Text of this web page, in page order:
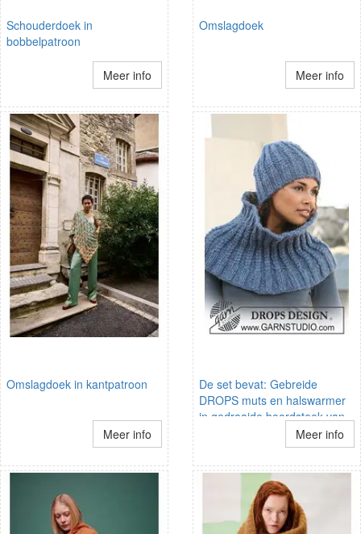
Schouderdoek in
bobbelpatroon
Meer info
Omslagdoek
Meer info
Omslagdoek in kantpatroon
Meer info
De set bevat: Gebreide
DROPS muts en halswarmer
in gedraaide boordsteek van
Meer info